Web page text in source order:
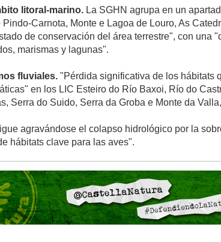
litoral-marino. La SGHN agrupa en un
Carnota, Monte e Lagoa de Louro, As
de conservación del área terrestre", con una
marismas y lagunas".
fluviales. "Pérdida significativa de los hábitats
en los LIC Esteiro do Río Baxoi, Río do
Serra do Suido, Serra da Groba e Monte da
agravándose el colapso hidrológico por la
hábitats clave para las aves".